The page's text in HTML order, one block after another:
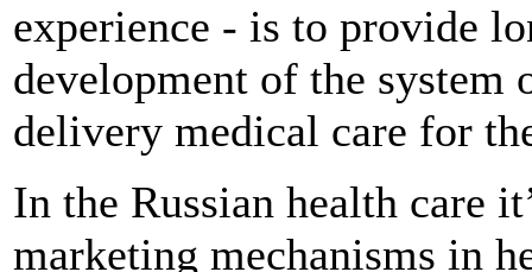
experience - is to provide
development of the system
delivery medical care for
In the Russian health care
marketing mechanisms in